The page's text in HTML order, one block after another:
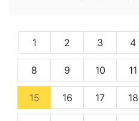
1 2 3 4
8 9 10 11
15(current)
16 17 18